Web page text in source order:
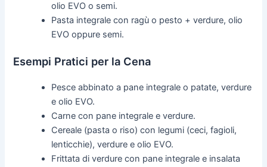
olio EVO o semi.
Pasta integrale con ragù o pesto + verdure, olio
EVO oppure semi.
Esempi Pratici per la Cena
Pesce abbinato a pane integrale o patate, verdure
e olio EVO.
Carne con pane integrale e verdure.
Cereale (pasta o riso) con legumi (ceci, fagioli,
lenticchie), verdure e olio EVO.
Frittata di verdure con pane integrale e insalata